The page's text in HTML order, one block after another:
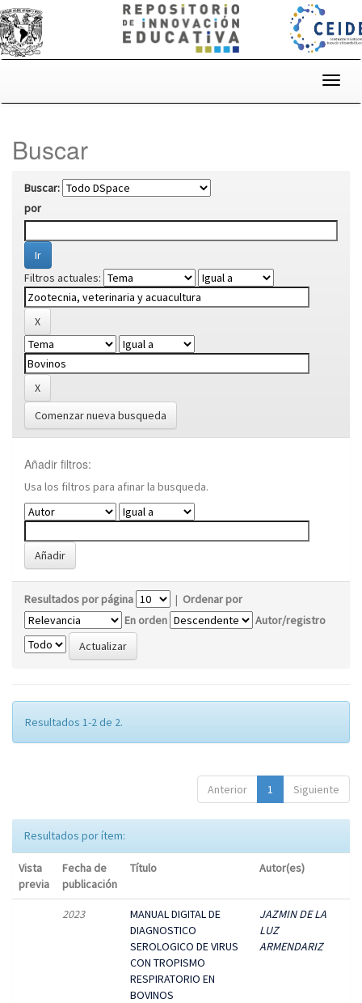
Buscar
Buscar:
por
Filtros actuales:
Comenzar nueva busqueda
Añadir filtros:
Usa los filtros para afinar la busqueda.
Resultados por página | Ordenar por
En orden
Autor/registro
Resultados 1-2 de 2.
Anterior 1 Siguiente
Resultados por ítem:
Vista
previa
Fecha de
publicación
Título Autor(es)
2023
MANUAL DIGITAL DE
DIAGNOSTICO
SEROLOGICO DE VIRUS
CON TROPISMO
RESPIRATORIO EN
BOVINOS
JAZMIN DE LA
LUZ
ARMENDARIZ